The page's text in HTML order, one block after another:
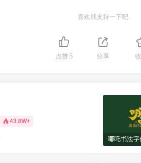
喜欢就支持一下吧
点赞 5 分享
43.8W+
哪吒书法字